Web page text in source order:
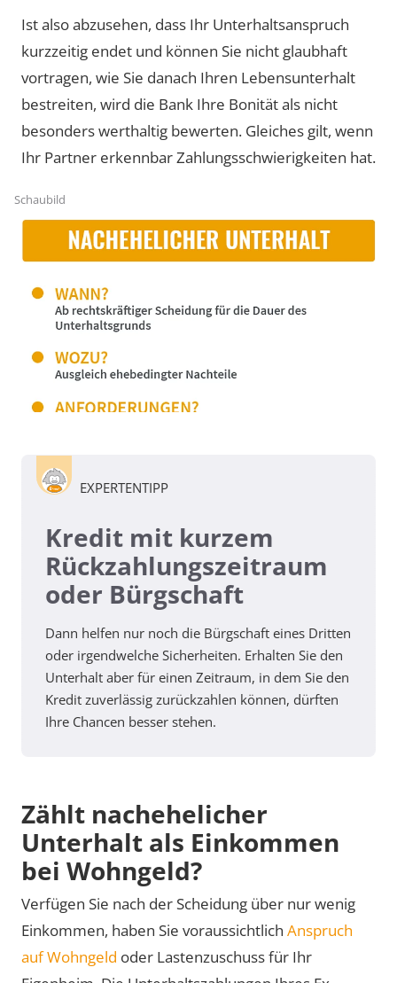
Schaubild
Ist also abzusehen, dass Ihr Unterhaltsanspruch
kurzzeitig endet und können Sie nicht glaubhaft
vortragen, wie Sie danach Ihren Lebensunterhalt
bestreiten, wird die Bank Ihre Bonität als nicht
besonders werthaltig bewerten. Gleiches gilt, wenn
Ihr Partner erkennbar Zahlungsschwierigkeiten hat.
EXPERTENTIPP
Kredit mit kurzem
Rückzahlungszeitraum
oder Bürgschaft
Dann helfen nur noch die Bürgschaft eines Dritten
oder irgendwelche Sicherheiten. Erhalten Sie den
Unterhalt aber für einen Zeitraum, in dem Sie den
Kredit zuverlässig zurückzahlen können, dürften
Ihre Chancen besser stehen.
Zählt nachehelicher
Unterhalt als Einkommen
bei Wohngeld?
Verfügen Sie nach der Scheidung über nur wenig
Einkommen, haben Sie voraussichtlich Anspruch
auf Wohngeld oder Lastenzuschuss für Ihr